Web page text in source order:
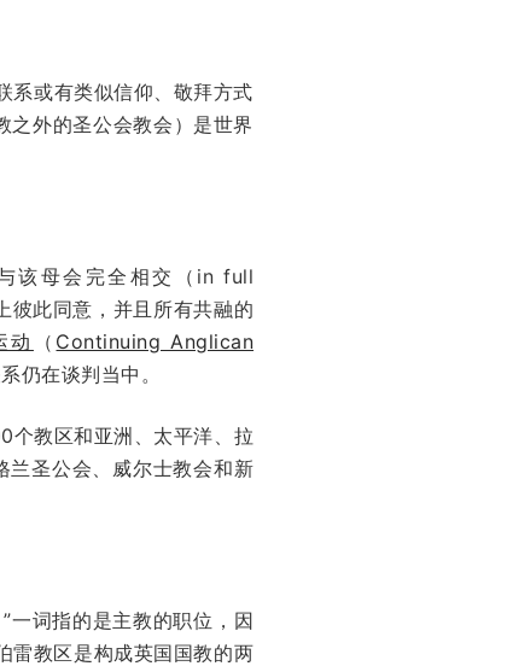
系或有类似信仰、敬拜方式
外的圣公会教会）是世界
该母会完全相交（in full
彼此同意，并且所有共融的
动 （ Continuing Anglican
仍在谈判当中。
个教区和亚洲、太平洋、拉
兰圣公会、威尔士教会和新
一词指的是主教的职位，因
雷教区是构成英国国教的两